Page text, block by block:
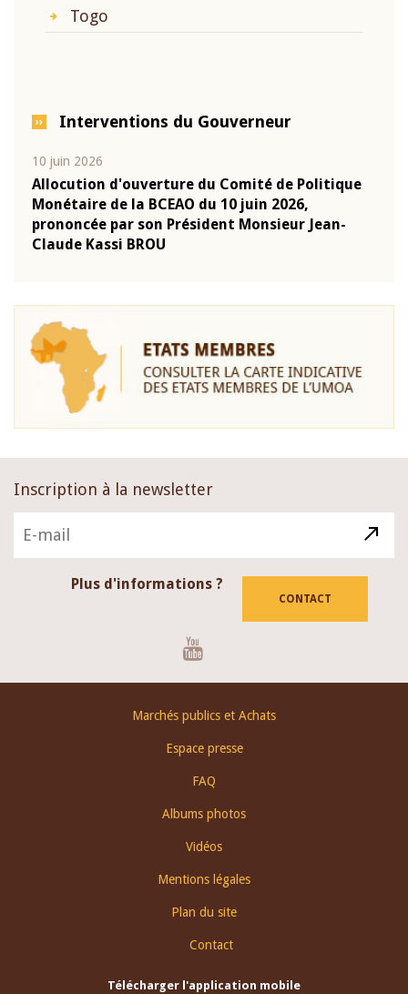
Togo
Interventions du Gouverneur
10 juin 2026
Allocution d'ouverture du Comité de Politique
Monétaire de la BCEAO du 10 juin 2026,
prononcée par son Président Monsieur Jean-
Claude Kassi BROU
Inscription à la newsletter
Plus d'informations ?
CONTACT
Marchés publics et Achats
Espace presse
FAQ
Albums photos
Vidéos
Mentions légales
Plan du site
Contact
Télécharger l'application mobile